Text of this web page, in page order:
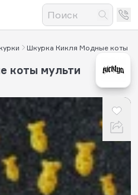
Шкурка Кикля Модные коты
коты мульти